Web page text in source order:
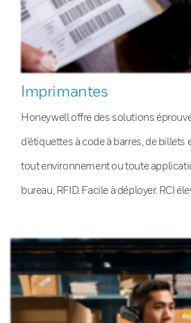
Imprimantes
Honeywell offre des solutions
d’étiquettes à code à barres, de billets
tout environnement ou toute
bureau, RFID. Facile à déployer. RCI